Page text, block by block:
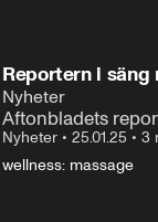
Reportern i säng
Nyheter
Aftonbladets
Nyheter • 25.01.25 • 3
wellness: massage